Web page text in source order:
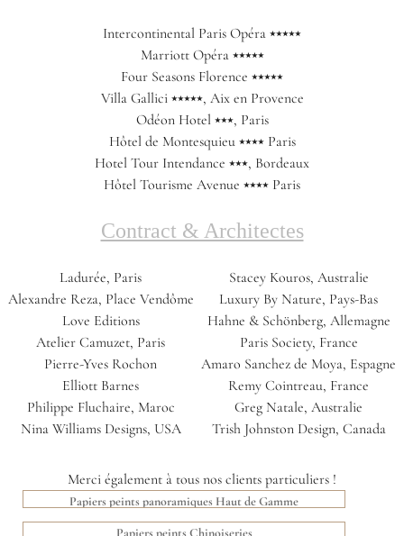
Intercontinental Paris Opéra ⭑⭑⭑⭑⭑
Marriott Opéra ⭑⭑⭑⭑⭑
Four Seasons Florence ⭑⭑⭑⭑⭑
Villa Gallici ⭑⭑⭑⭑⭑, Aix en Provence
Odéon Hotel ⭑⭑⭑, Paris
Hôtel de Montesquieu ⭑⭑⭑⭑ Paris
Hotel Tour Intendance ⭑⭑⭑, Bordeaux
Hôtel Tourisme Avenue ⭑⭑⭑⭑ Paris
Contract & Architectes
Ladurée, Paris
Alexandre Reza, Place Vendôme
Love Editions
Atelier Camuzet, Paris
Pierre-Yves Rochon
Elliott Barnes
Philippe Fluchaire, Maroc
Nina Williams Designs, USA
Stacey Kouros, Australie
Luxury By Nature, Pays-Bas
Hahne & Schönberg, Allemagne
Paris Society, France
Amaro Sanchez de Moya, Espagne
Remy Cointreau, France
Greg Natale, Australie
Trish Johnston Design, Canada
Merci également à tous nos clients particuliers !
Papiers peints panoramiques Haut de Gamme